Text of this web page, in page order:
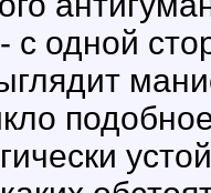
с одной